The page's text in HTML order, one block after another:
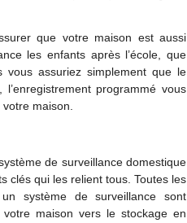
que votre maison est aussi
les enfants après l’école, que
assuriez simplement que le
programmé vous
maison.
de surveillance domestique
clés qui les relient tous. Toutes les
système de surveillance sont
maison vers le stockage en